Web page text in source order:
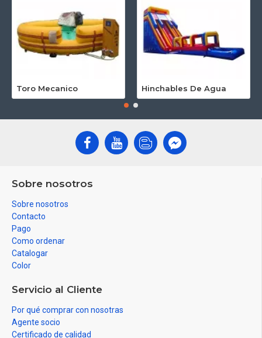
Toro Mecanico Hinchables De Agua
Sobre nosotros
Sobre nosotros
Contacto
Pago
Como ordenar
Catalogar
Color
Servicio al Cliente
Por qué comprar con nosotras
Agente socio
Certificado de calidad